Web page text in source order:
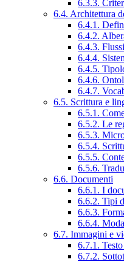
6.3.3.
6.4. Architettura
6.4.1.
6.4.2.
6.4.3.
6.4.4.
6.4.5.
6.4.6.
6.4.7.
6.5. Scrittura e
6.5.1.
6.5.2. Le
6.5.3.
6.5.4.
6.5.5.
6.5.6.
6.6. Documenti
6.6.1. I
6.6.2. Tipi
6.6.3.
6.6.4.
6.7. Immagini e
6.7.1.
6.7.2.